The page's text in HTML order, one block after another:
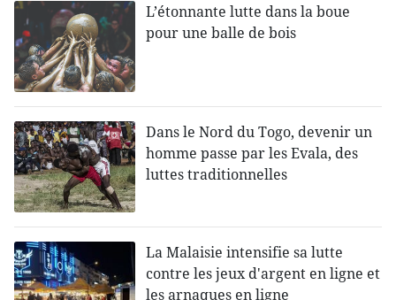
L’étonnante lutte dans la boue
pour une balle de bois
Dans le Nord du Togo, devenir un
homme passe par les Evala, des
luttes traditionnelles
La Malaisie intensifie sa lutte
contre les jeux d'argent en ligne et
les arnaques en ligne